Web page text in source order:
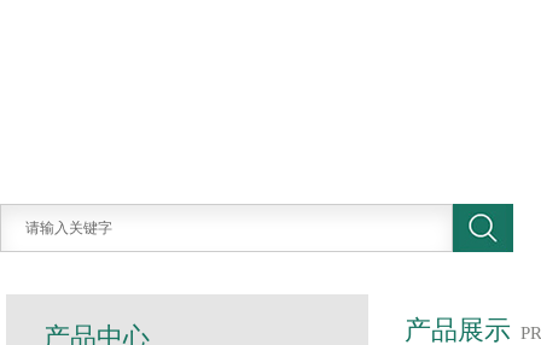
产品展示
产品中心